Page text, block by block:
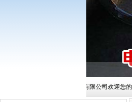
无锡豪鑫天钢铁贸易有限公司欢迎您的